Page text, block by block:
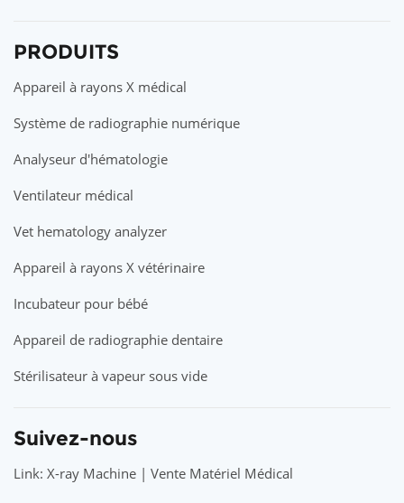
PRODUITS
Appareil à rayons X médical
Système de radiographie numérique
Analyseur d'hématologie
Ventilateur médical
Vet hematology analyzer
Appareil à rayons X vétérinaire
Incubateur pour bébé
Appareil de radiographie dentaire
Stérilisateur à vapeur sous vide
Suivez-nous
Link: X-ray Machine | Vente Matériel Médical